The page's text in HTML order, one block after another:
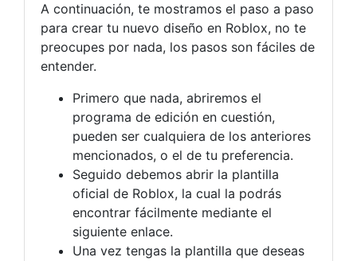
A continuación, te mostramos el paso a paso
para crear tu nuevo diseño en Roblox, no te
preocupes por nada, los pasos son fáciles de
entender.
Primero que nada, abriremos el
programa de edición en cuestión,
pueden ser cualquiera de los anteriores
mencionados, o el de tu preferencia.
Seguido debemos abrir la plantilla
oficial de Roblox, la cual la podrás
encontrar fácilmente mediante el
siguiente enlace.
Una vez tengas la plantilla que deseas